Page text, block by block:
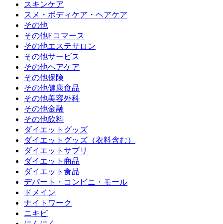
スキンケア
スメ・ボディケア・ヘアケア
その他
その他Eコマース
その他エステサロン
その他サービス
その他ヘアケア
その他保険
その他健康食品
その他美容外科
その他金融
その他飲料
ダイエットグッズ
ダイエットグッズ（衣料含む）
ダイエットサプリ
ダイエット商品
ダイエット食品
デパート・コンビニ・モール
ドメイン
ナイトワーク
ニキビ